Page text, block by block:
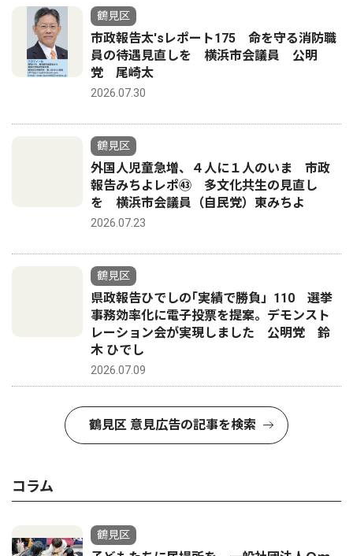
鶴見区
市政報告太'sレポート175 命を守る消防職
員の待遇見直しを 横浜市会議員 公明
党 尾崎太
2026.07.30
鶴見区
外国人児童急増、４人に１人のいま 市政
報告みちよレポ㊸ 多文化共生の見直し
を 横浜市会議員（自民党）東みちよ
2026.07.23
鶴見区
県政報告ひでしの｢実績で勝負」110 選挙
事務効率化に電子投票を提案。デモンスト
レーション会が実現しました 公明党 鈴
木 ひでし
2026.07.09
鶴見区 意見広告の記事を検索
コラム
鶴見区